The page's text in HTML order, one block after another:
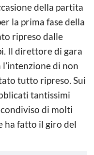
della partita
la prima fase della
ripreso dalle
Il direttore di gara
di non
tutto ripreso. Sui
tantissimi
di molti
ha fatto il giro del